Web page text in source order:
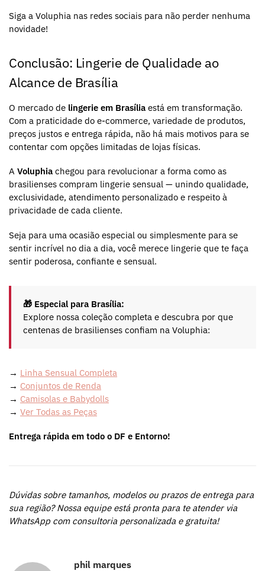
Siga a Voluphia nas redes sociais para não perder nenhuma
novidade!
Conclusão: Lingerie de Qualidade ao
Alcance de Brasília
O mercado de lingerie em Brasília está em transformação.
Com a praticidade do e-commerce, variedade de produtos,
preços justos e entrega rápida, não há mais motivos para se
contentar com opções limitadas de lojas físicas.
A Voluphia chegou para revolucionar a forma como as
brasilienses compram lingerie sensual — unindo qualidade,
exclusividade, atendimento personalizado e respeito à
privacidade de cada cliente.
Seja para uma ocasião especial ou simplesmente para se
sentir incrível no dia a dia, você merece lingerie que te faça
sentir poderosa, confiante e sensual.
🎁 Especial para Brasília:
Explore nossa coleção completa e descubra por que
centenas de brasilienses confiam na Voluphia:
→ Linha Sensual Completa
→ Conjuntos de Renda
→ Camisolas e Babydolls
→ Ver Todas as Peças
Entrega rápida em todo o DF e Entorno!
Dúvidas sobre tamanhos, modelos ou prazos de entrega para
sua região? Nossa equipe está pronta para te atender via
WhatsApp com consultoria personalizada e gratuita!
phil marques